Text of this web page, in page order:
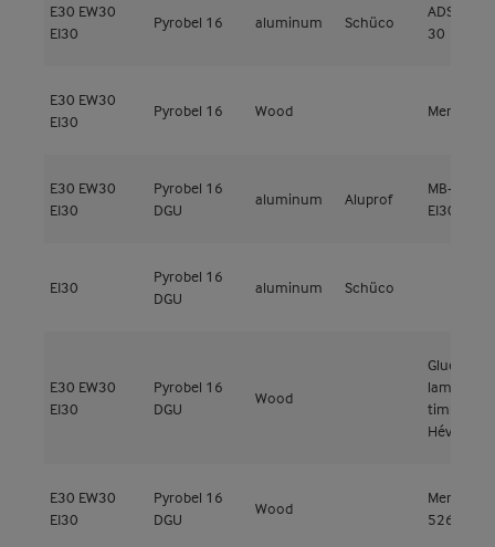
E30 EW30
EI30
Pyrobel 16 aluminum Schüco
ADS 80 FR
30
E30 EW30
EI30
Pyrobel 16 Wood Meranti
E30 EW30
EI30
Pyrobel 16
DGU
aluminum Aluprof
MB-78EI
EI30
EI30
Pyrobel 16
DGU
aluminum Schüco
E30 EW30
EI30
Pyrobel 16
DGU
Wood
Glued
laminated
timber
Hévéa
E30 EW30
EI30
Pyrobel 16
DGU
Wood
Meranti
526kg/m³